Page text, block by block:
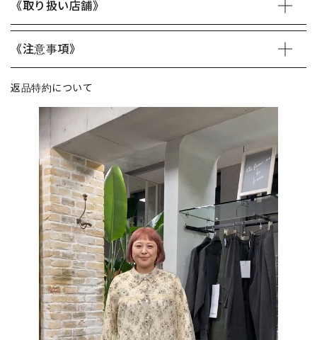
《取り扱い店舗》
《注意事項》
返品特約について